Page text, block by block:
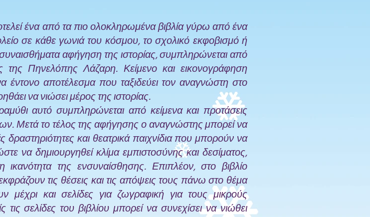
ένα από τα πιο ολοκληρωμένα βιβλία γύρω από ένα
σε κάθε γωνιά του κόσμου, το σχολικό εκφοβισμό ή
αφήγηση της ιστορίας, συμπληρώνεται από
της Πηνελόπης Λάζαρη. Κείμενο και εικονογράφηση
έντονο αποτέλεσμα που ταξιδεύει τον αναγνώστη στο
να νιώσει μέρος της ιστορίας.
αυτό συμπληρώνεται από κείμενα και προτάσεις
Μετά το τέλος της αφήγησης ο αναγνώστης μπορεί να
δραστηριότητες και θεατρικά παιχνίδια που μπορούν να
να δημιουργηθεί κλίμα εμπιστοσύνης και δεσίματος,
ικανότητα της ενσυναίσθησης. Επιπλέον, στο βιβλίο
τις θέσεις και τις απόψεις τους πάνω στο θέμα
και σελίδες για ζωγραφική για τους μικρούς
σελίδες του βιβλίου μπορεί να συνεχίσει να νιώθει